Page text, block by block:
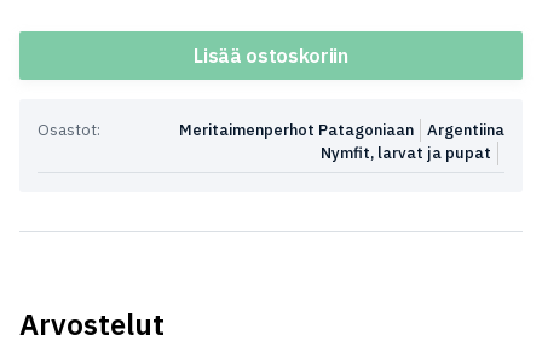
Lisää ostoskoriin
Osastot: Argentiina
Meritaimenperhot Patagoniaan
Nymfit, larvat ja pupat
Arvostelut